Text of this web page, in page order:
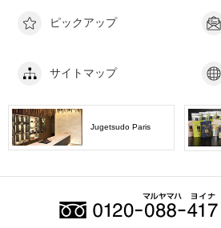
ピックアップ
サイトマップ
Jugetsudo Paris